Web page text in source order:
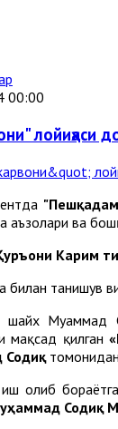
00:00
лойиҳаси
аъзолари ва
Карим
билан танишув
шайх Муҳаммад
мақсад қилган
Содиқтомонидан
олиб
Содиқ